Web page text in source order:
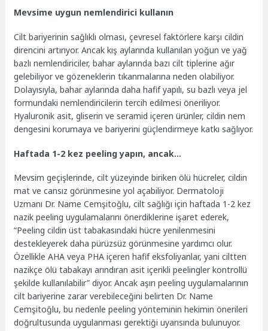
Mevsime uygun nemlendirici kullanın
Cilt bariyerinin sağlıklı olması, çevresel faktörlere karşı cildin
direncini artırıyor. Ancak kış aylarında kullanılan yoğun ve yağ
bazlı nemlendiriciler, bahar aylarında bazı cilt tiplerine ağır
gelebiliyor ve gözeneklerin tıkanmalarına neden olabiliyor.
Dolayısıyla, bahar aylarında daha hafif yapılı, su bazlı veya jel
formundaki nemlendiricilerin tercih edilmesi öneriliyor.
Hyaluronik asit, gliserin ve seramid içeren ürünler, cildin nem
dengesini korumaya ve bariyerini güçlendirmeye katkı sağlıyor.
Haftada 1-2 kez peeling yapın, ancak…
Mevsim geçişlerinde, cilt yüzeyinde biriken ölü hücreler, cildin
mat ve cansız görünmesine yol açabiliyor. Dermatoloji
Uzmanı Dr. Name Cemşitoğlu, cilt sağlığı için haftada 1-2 kez
nazik peeling uygulamalarını önerdiklerine işaret ederek,
“Peeling cildin üst tabakasındaki hücre yenilenmesini
destekleyerek daha pürüzsüz görünmesine yardımcı olur.
Özellikle AHA veya PHA içeren hafif eksfoliyanlar, yani ciltten
nazikçe ölü tabakayı arındıran asit içerikli peelingler kontrollü
şekilde kullanılabilir” diyor. Ancak aşırı peeling uygulamalarının
cilt bariyerine zarar verebileceğini belirten Dr. Name
Cemşitoğlu, bu nedenle peeling yönteminin hekimin önerileri
doğrultusunda uygulanması gerektiği uyarısında bulunuyor.